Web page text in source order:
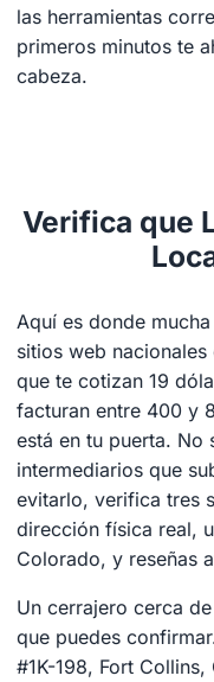
las herramientas
primeros minutos te
cabeza.
Verifica que
Aquí es donde
sitios web
que te cotizan 19
facturan entre 400 y
está en tu puerta. No
intermediarios que
evitarlo, verifica tres
dirección física real,
Colorado, y reseñas
Un cerrajero cerca
que puedes
#1K-198, Fort